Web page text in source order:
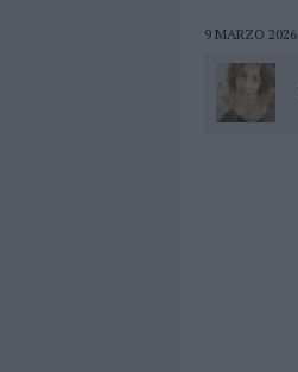
9 MARZO 2026